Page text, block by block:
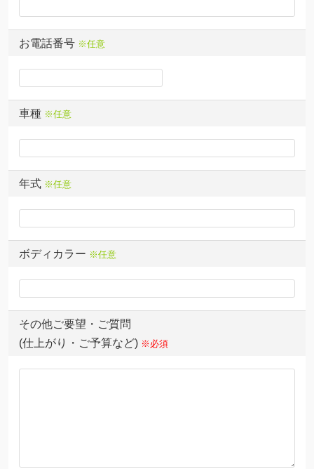
お電話番号 ※任意
車種 ※任意
年式 ※任意
ボディカラー ※任意
その他ご要望・ご質問
(仕上がり・ご予算など) ※必須